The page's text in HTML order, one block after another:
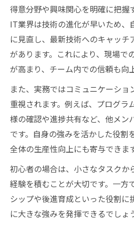
得意分野や興味関心を明確に把握
IT業界は技術の進化が早いため、
に見直し、最新技術へのキャッチ
があります。これにより、現場で
が高まり、チーム内での信頼も向
また、実務ではコミュニケーショ
重視されます。例えば、プログラ
様の確認や進捗共有など、他メン
です。自身の強みを活かした役割
全体の生産性向上にも寄与できます
初心者の場合は、小さなタスクか
経験を積むことが大切です。一方
シップや後進育成といった役割に
に大きな強みを発揮できるでしょ